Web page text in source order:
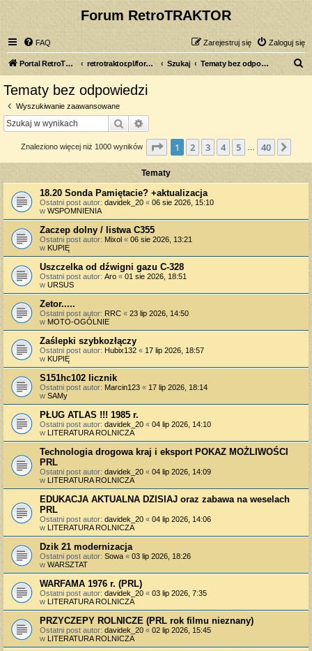
Forum RetroTRAKTOR
FAQ Zaloguj się
Zarejestruj się
Portal RetroTRAKTOR.pl retrotraktor.pl/forum Szukaj Tematy bez odpowiedzi
Tematy bez odpowiedzi
Wyszukiwanie zaawansowane
Szukaj
Znaleziono więcej niż 1000 wyników Strona z40
1 2 3 4 5 40
Tematy
18.20 Sonda Pamiętacie? +aktualizacja
Ostatni post autor: davidek_20 « 06 sie 2026, 15:10
w WSPOMNIENIA
Zaczep dolny / listwa C355
Ostatni post autor: Mixol « 06 sie 2026, 13:21
w KUPIĘ
Uszczelka od dźwigni gazu C-328
Ostatni post autor: Aro « 01 sie 2026, 18:51
w URSUS
Zetor.....
Ostatni post autor: RRC « 23 lip 2026, 14:50
w MOTO-OGÓLNIE
Zaślepki szybkozłączy
Ostatni post autor: Hubix132 « 17 lip 2026, 18:57
w KUPIĘ
S151hc102 licznik
Ostatni post autor: Marcin123 « 17 lip 2026, 18:14
w SAMy
PŁUG ATLAS !!! 1985 r.
Ostatni post autor: davidek_20 « 04 lip 2026, 14:10
w LITERATURA ROLNICZA
Technologia drogowa kraj i eksport POKAZ MOŻLIWOŚCI
PRL
Ostatni post autor: davidek_20 « 04 lip 2026, 14:09
w LITERATURA ROLNICZA
EDUKACJA AKTUALNA DZISIAJ oraz zabawa na weselach
PRL
Ostatni post autor: davidek_20 « 04 lip 2026, 14:06
w LITERATURA ROLNICZA
Dzik 21 modernizacja
Ostatni post autor: Sowa « 03 lip 2026, 18:26
w WARSZTAT
WARFAMA 1976 r. (PRL)
Ostatni post autor: davidek_20 « 03 lip 2026, 7:35
w LITERATURA ROLNICZA
PRZYCZEPY ROLNICZE (PRL rok filmu nieznany)
Ostatni post autor: davidek_20 « 02 lip 2026, 15:45
w LITERATURA ROLNICZA